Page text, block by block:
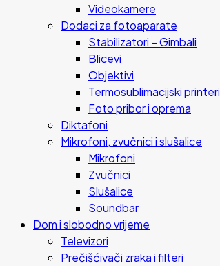
Videokamere
Dodaci za fotoaparate
Stabilizatori – Gimbali
Blicevi
Objektivi
Termosublimacijski printeri
Foto pribor i oprema
Diktafoni
Mikrofoni, zvučnici i slušalice
Mikrofoni
Zvučnici
Slušalice
Soundbar
Dom i slobodno vrijeme
Televizori
Prečišćivači zraka i filteri